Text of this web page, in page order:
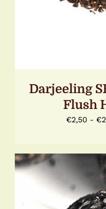
Darjeeling
Flush
€2,50 - €